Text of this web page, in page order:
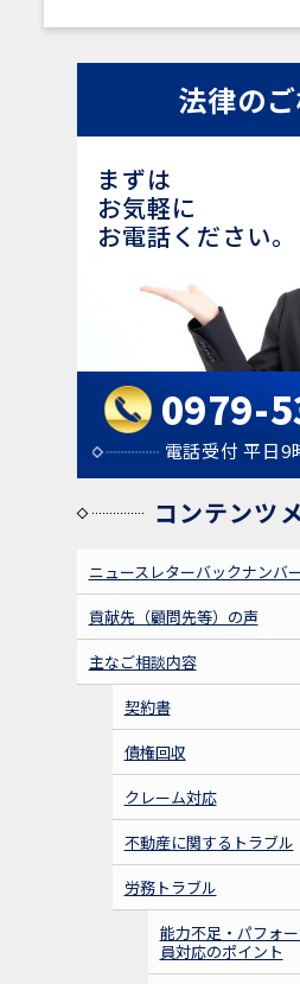
法律の
まずは
お気軽に
お電話ください。
0979-
電話受付 平日9
コンテンツ
ニュースレターバックナンバ
貢献先（顧問先等）の声
主なご相談内容
契約書
債権回収
クレーム対応
不動産に関するトラブル
労務トラブル
能力不足・パフォ
員対応のポイント